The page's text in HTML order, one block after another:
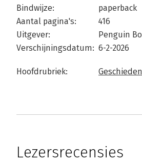
Bindwijze:
paperback
Aantal pagina's:
416
Uitgever:
Penguin
Verschijningsdatum: 6-2-2026
Hoofdrubriek:
Lezersrecensies